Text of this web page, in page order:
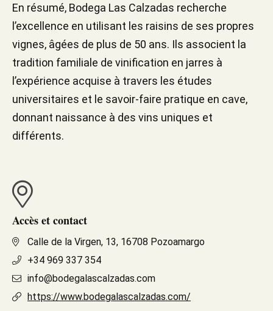
En résumé, Bodega Las Calzadas recherche
l’excellence en utilisant les raisins de ses propres
vignes, âgées de plus de 50 ans. Ils associent la
tradition familiale de vinification en jarres à
l’expérience acquise à travers les études
universitaires et le savoir-faire pratique en cave,
donnant naissance à des vins uniques et
différents.
Accès et contact
Calle de la Virgen, 13, 16708 Pozoamargo
+34 969 337 354
info@bodegalascalzadas.com
https://www.bodegalascalzadas.com/